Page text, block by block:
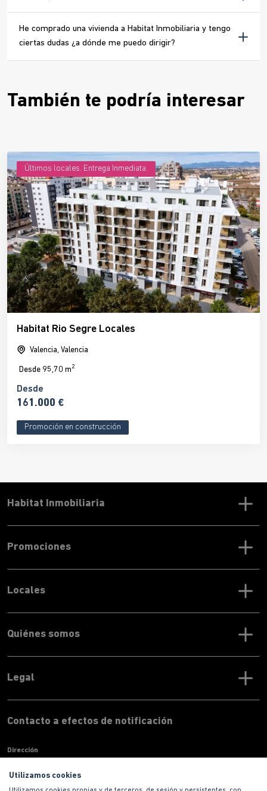
He comprado una vivienda a Habitat Inmobiliaria y tengo
ciertas dudas ¿a dónde me puedo dirigir?
También te podría interesar
Últimos locales. Entrega Inmediata.
Habitat Rio Segre Locales
Valencia, Valencia
Desde 95,70 m2
Desde
161.000 €
Promoción en construcción
Promociones
Locales
Contacto a efectos de notificación
Dirección
Teléfono
Quiénes somos
Legal
Habitat Inmobiliaria
Utilizamos cookies